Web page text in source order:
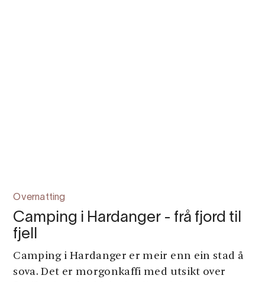
Overnatting
Camping i Hardanger - frå fjord til
fjell
Camping i Hardanger er meir enn ein stad å
sova. Det er morgonkaffi med utsikt over